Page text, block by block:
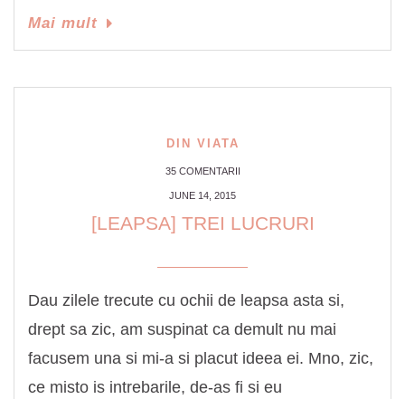
Mai mult
DIN VIATA
35 COMENTARII
JUNE 14, 2015
[LEAPSA] TREI LUCRURI
Dau zilele trecute cu ochii de leapsa asta si,
drept sa zic, am suspinat ca demult nu mai
facusem una si mi-a si placut ideea ei. Mno, zic,
ce misto is intrebarile, de-as fi si eu